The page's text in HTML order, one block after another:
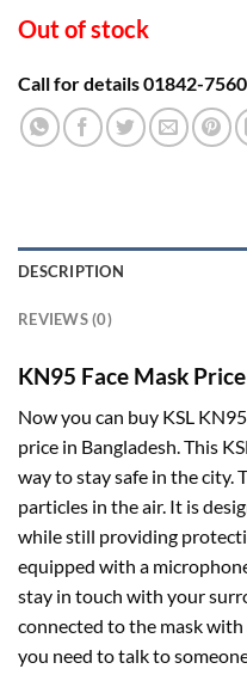
Out of stock
Call for details 01842-
DESCRIPTION
REVIEWS (0)
KN95 Face Mask
Now you can buy KSL
price in Bangladesh. This
way to stay safe in the city.
particles in the air. It is
while still providing
equipped with a
stay in touch with your
connected to the mask with
you need to talk to